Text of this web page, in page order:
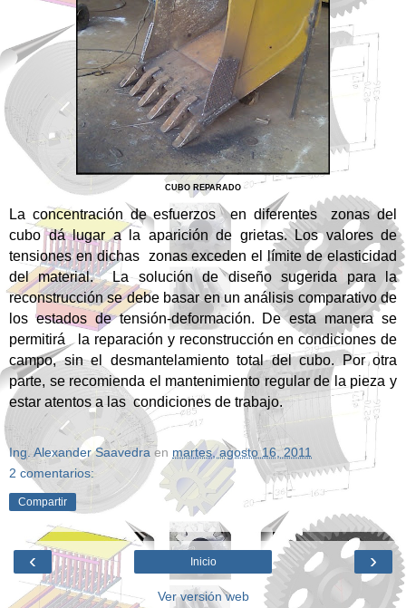
CUBO REPARADO
La concentración de esfuerzos en diferentes
zonas del
cubo dá lugar a la aparición de grietas. Los valores de
tensiones en dichas zonas exceden el límite de elasticidad
del material.
La solución de diseño sugerida para la
reconstrucción se debe basar en un análisis comparativo de
los estados de tensión-deformación. De esta manera se
permitirá
la reparación y reconstrucción en condiciones de
campo, sin el desmantelamiento total del cubo. Por otra
parte, se recomienda el mantenimiento regular de la pieza y
estar atentos a las condiciones de trabajo.
Ing. Alexander Saavedra en martes, agosto 16, 2011
2 comentarios:
Compartir
‹ ›
Inicio
Ver versión web